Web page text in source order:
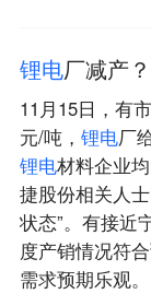
锂电厂减产？
11月15日，有
元/吨， 锂电厂
锂电材料企业
捷股份相关人
状态”。有接近
度产销情况符
需求预期乐观。